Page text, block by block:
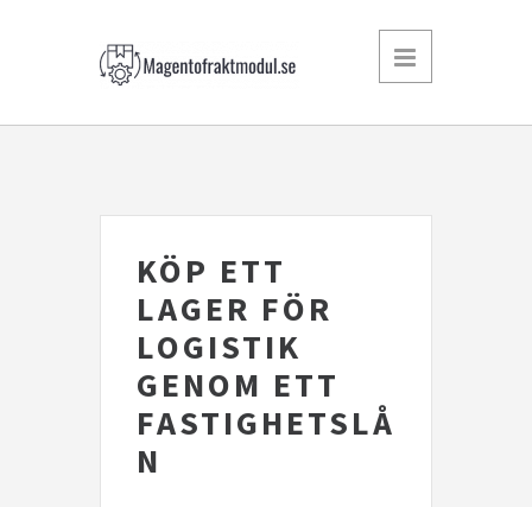
KÖP ETT
LAGER FÖR
LOGISTIK
GENOM ETT
FASTIGHETSLÅ
N